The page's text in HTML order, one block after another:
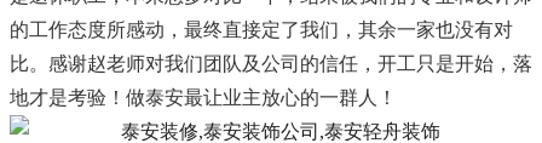
的工作态度所感动，最终直接定了我们，其余一家也没有对
比。感谢赵老师对我们团队及公司的信任，开工只是开始，落
地才是考验！做泰安最让业主放心的一群人！